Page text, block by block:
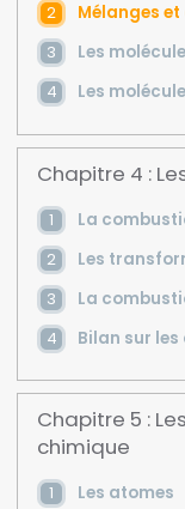
Mélanges
Les
Les
Chapitre 4 :
La
Les
La
Bilan sur
Chapitre 5 :
chimique
Les atomes